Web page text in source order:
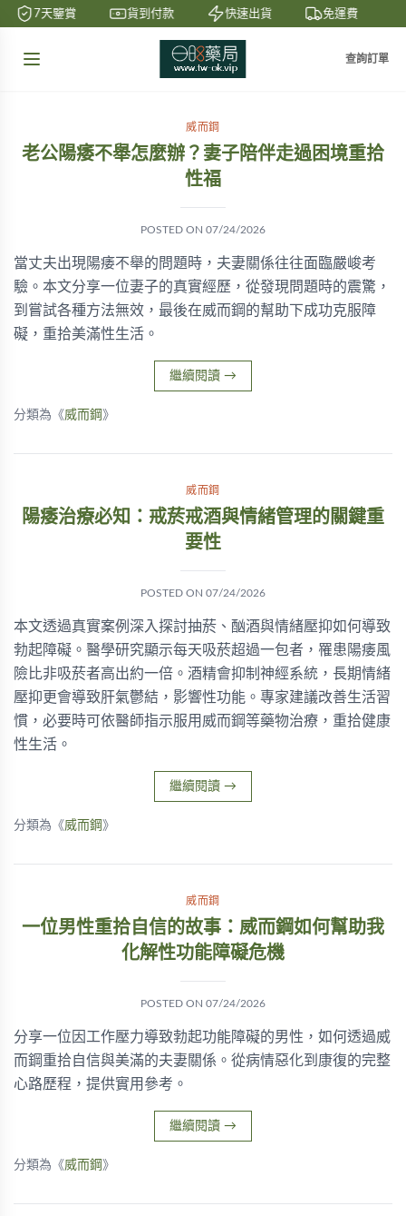
7天鑒賞 貨到付款 快速出貨 免運費
查詢訂單
威而鋼
老公陽痿不舉怎麼辦？妻子陪伴走過困境重拾
性福
POSTED ON 07/24/2026
當丈夫出現陽痿不舉的問題時，夫妻關係往往面臨嚴峻考
驗。本文分享一位妻子的真實經歷，從發現問題時的震驚，
到嘗試各種方法無效，最後在威而鋼的幫助下成功克服障
礙，重拾美滿性生活。
繼續閱讀 →
分類為《威而鋼 》
威而鋼
陽痿治療必知：戒菸戒酒與情緒管理的關鍵重
要性
POSTED ON 07/24/2026
本文透過真實案例深入探討抽菸、酗酒與情緒壓抑如何導致
勃起障礙。醫學研究顯示每天吸菸超過一包者，罹患陽痿風
險比非吸菸者高出約一倍。酒精會抑制神經系統，長期情緒
壓抑更會導致肝氣鬱結，影響性功能。專家建議改善生活習
慣，必要時可依醫師指示服用威而鋼等藥物治療，重拾健康
性生活。
繼續閱讀 →
分類為《威而鋼 》
威而鋼
一位男性重拾自信的故事：威而鋼如何幫助我
化解性功能障礙危機
POSTED ON 07/24/2026
分享一位因工作壓力導致勃起功能障礙的男性，如何透過威
而鋼重拾自信與美滿的夫妻關係。從病情惡化到康復的完整
心路歷程，提供實用參考。
繼續閱讀 →
分類為《威而鋼 》